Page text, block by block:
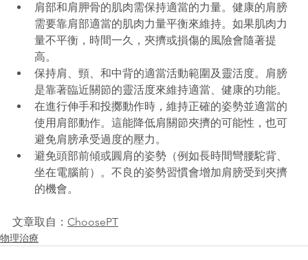
肩部和肩胛骨的肌肉需保持適當的力量。健康的肩膀
需要靠肩部適當的肌肉力量平衡來維持。如果肌肉力
量不平衡，時間一久，夾擠或損傷的風險會隨著提
高。
保持肩、頸、和中背的適當活動範圍及靈活度。肩膀
是靠著臨近關節的靈活度來維持適當、健康的功能。
在進行伸手和投擲動作時，維持正確的姿勢並適當的
使用肩部動作。這能降低肩關節夾擠的可能性，也可
避免肩膀承受過度的壓力。
避免頭部前傾或圓肩的姿勢（例如長時間彎腰駝背、
坐在電腦前）。不良的姿勢習慣會增加肩膀受到夾擠
的機會。
文章取自： ChoosePT
物理治療